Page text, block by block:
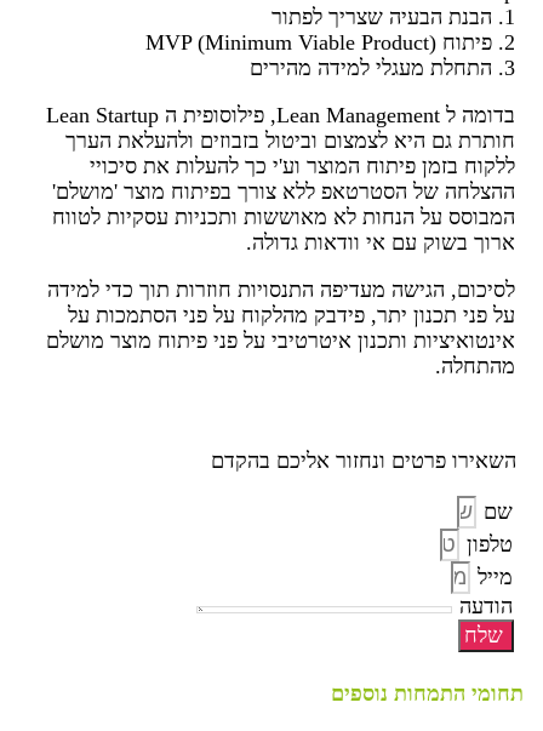
1. הבנת הבעיה שצריך לפתור
2. פיתוח MVP (Minimum Viable Product)
3. התחלת מעגלי למידה מהירים
בדומה ל Lean Management, פילוסופית ה Lean Startup
חותרת גם היא לצמצום וביטול בזבוזים ולהעלאת הערך
ללקוח בזמן פיתוח המוצר וע'י כך להעלות את סיכויי
ההצלחה של הסטרטאפ ללא צורך בפיתוח מוצר 'מושלם'
המבוסס על הנחות לא מאוששות ותכניות עסקיות לטווח
ארוך בשוק עם אי וודאות גדולה.
לסיכום, הגישה מעדיפה התנסויות חוזרות תוך כדי למידה
על פני תכנון יתר, פידבק מהלקוח על פני הסתמכות על
אינטואיציות ותכנון איטרטיבי על פני פיתוח מוצר מושלם
מהתחלה.
השאירו פרטים ונחזור אליכם בהקדם
שם
טלפון
מייל
הודעה
שלח
תחומי התמחות נוספים